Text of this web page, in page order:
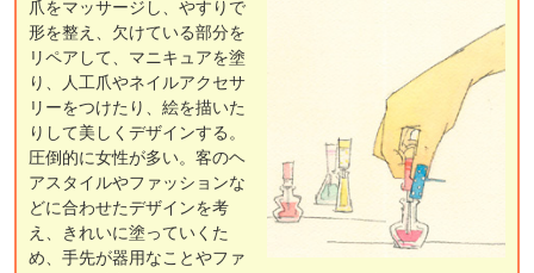
爪をマッサージし、やすりで
形を整え、欠けている部分を
リペアして、マニキュアを塗
り、人工爪やネイルアクセサ
リーをつけたり、絵を描いた
りして美しくデザインする。
圧倒的に女性が多い。客のヘ
アスタイルやファッションな
どに合わせたデザインを考
え、きれいに塗っていくた
め、手先が器用なことやファ